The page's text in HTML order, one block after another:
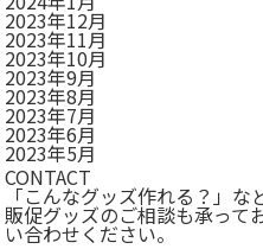
2023年12月
2023年11月
2023年10月
2023年9月
2023年8月
2023年7月
2023年6月
2023年5月
CONTACT
「こんなグッズ作れる？」
販促グッズのご相談も承って
い合わせください。